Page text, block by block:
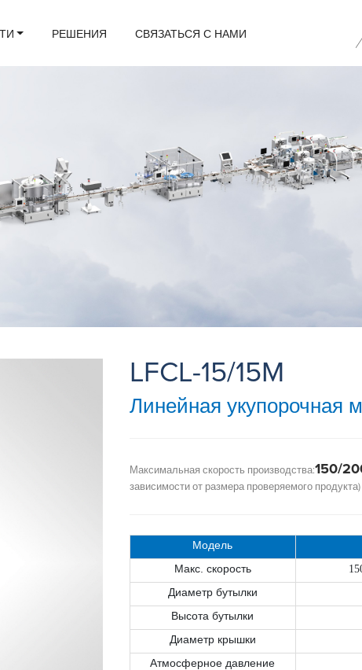
РЕШЕНИЯ СВЯЗАТЬСЯ С НАМИ
LFCL-15/15M
Линейная укупорочная
Максимальная скорость производства:150/
зависимости от размера проверяемого продукта)
Модель
Макс. скорость
Диаметр бутылки
Высота бутылки
Диаметр крышки
Атмосферное давление